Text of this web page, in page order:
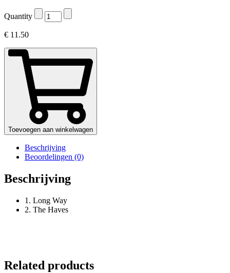
Quantity
€ 11.50
Toevoegen aan winkelwagen
Beschrijving
Beoordelingen (0)
Beschrijving
1. Long Way
2. The Haves
Related products